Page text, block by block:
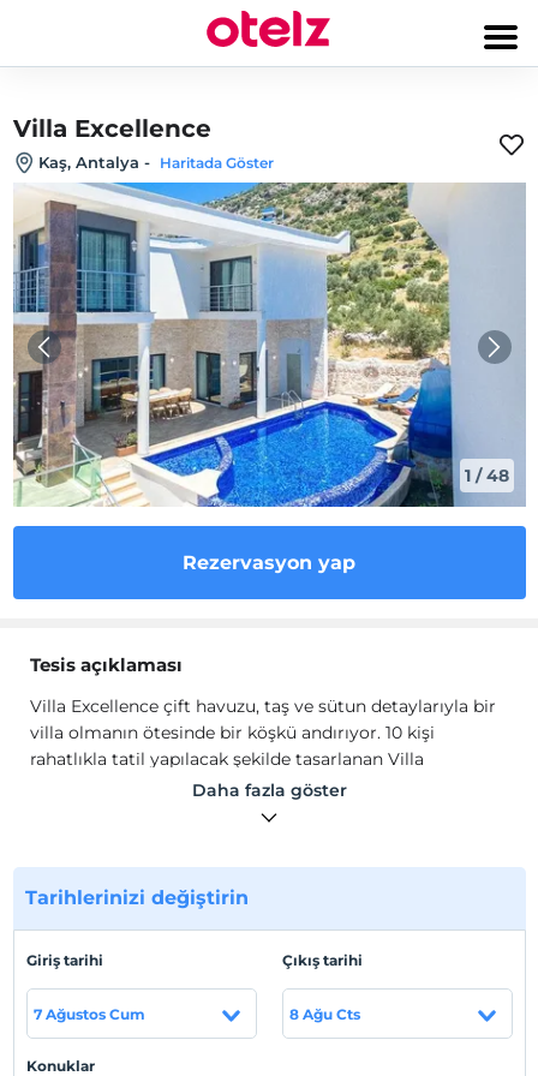
Villa Excellence
Kaş, Antalya - Haritada Göster
1 /48
Rezervasyon yap
Tesis açıklaması
Villa Excellence çift havuzu, taş ve sütun detaylarıyla bir
villa olmanın ötesinde bir köşkü andırıyor. 10 kişi
rahatlıkla tatil yapılacak şekilde tasarlanan Villa
Excellence’da tatilde villa deneyimini yaşamanız ve
manzaranın tadını çıkarmanız için her şey düşünüldü.
gözlerden uzak tatil geçirmek isteyen geniş aile ve
arkadaş grupları için tasarlanan korunaklı, en geniş
odanın kendi banyosu bulunuyor. Tüm eşyaları
düşünülmüş geniş bir mutfağı, 10 kişilik yemek masası
var. Ayrıca terasta ikinci bir yemek masası, alt kattaki
Daha fazla göster
Tarihlerinizi değiştirin
Giriş tarihi
7 Ağustos Cum
Çıkış tarihi
8 Ağu Cts
Konuklar